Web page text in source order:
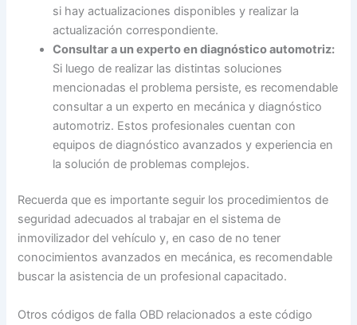
si hay actualizaciones disponibles y realizar la
actualización correspondiente.
Consultar a un experto en diagnóstico automotriz:
Si luego de realizar las distintas soluciones
mencionadas el problema persiste, es recomendable
consultar a un experto en mecánica y diagnóstico
automotriz. Estos profesionales cuentan con
equipos de diagnóstico avanzados y experiencia en
la solución de problemas complejos.
Recuerda que es importante seguir los procedimientos de
seguridad adecuados al trabajar en el sistema de
inmovilizador del vehículo y, en caso de no tener
conocimientos avanzados en mecánica, es recomendable
buscar la asistencia de un profesional capacitado.
Otros códigos de falla OBD relacionados a este código